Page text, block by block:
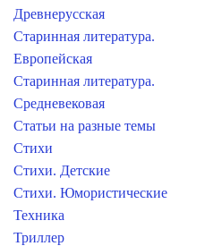
Древнерусская
Старинная литература.
Европейская
Старинная литература.
Средневековая
Статьи на разные темы
Стихи
Стихи. Детские
Стихи. Юмористические
Техника
Триллер